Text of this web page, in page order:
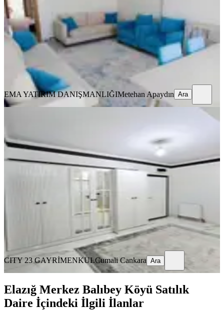
3+1·177 m²·7. Kat ·04.08.2026
4.250.000 ₺
Metehan Apaydın
EMA YATIRIM DANIŞMANLIĞIMetehan Apaydın Ara
Merkez, Doğu Kent Mahallesi
· 162 m² 04.08.2026
5.500.000 ₺
Cumali Cankara
CITY 23 GAYRİMENKULCumali Cankara Ara
Elazığ Merkez Balıbey Köyü Satılık
Daire İçindeki İlgili İlanlar